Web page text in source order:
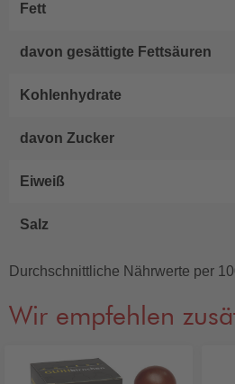
Fett
davon gesättigte Fettsäuren
Kohlenhydrate
davon Zucker
Eiweiß
Salz
Durchschnittliche Nährwerte per
Wir empfehlen